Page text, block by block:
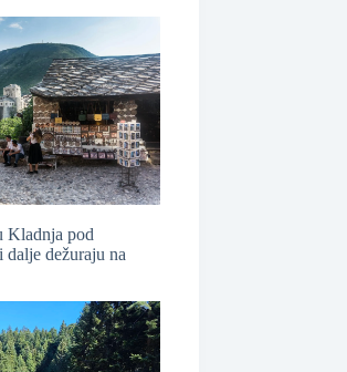
Kladnja pod
dežuraju na